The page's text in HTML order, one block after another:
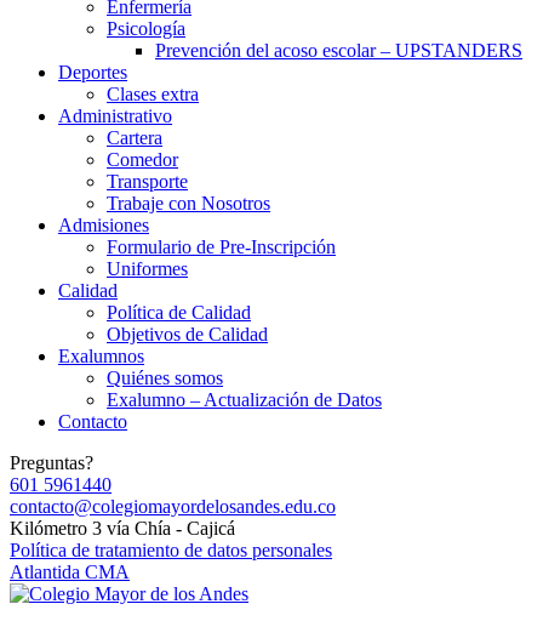
Enfermería
Psicología
Prevención del acoso escolar – UPSTANDERS
Deportes
Clases extra
Administrativo
Cartera
Comedor
Transporte
Trabaje con Nosotros
Admisiones
Formulario de Pre-Inscripción
Uniformes
Calidad
Política de Calidad
Objetivos de Calidad
Exalumnos
Quiénes somos
Exalumno – Actualización de Datos
Contacto
Preguntas?
601 5961440
contacto@colegiomayordelosandes.edu.co
Kilómetro 3 vía Chía - Cajicá
Política de tratamiento de datos personales
Atlantida CMA